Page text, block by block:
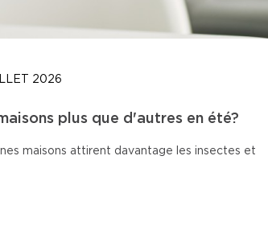
2026
plus que d'autres en été?
maisons attirent davantage les insectes et